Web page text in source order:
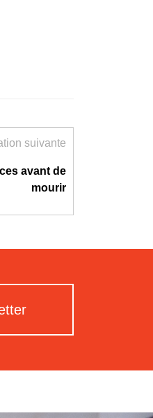
suivante
avant de
mourir